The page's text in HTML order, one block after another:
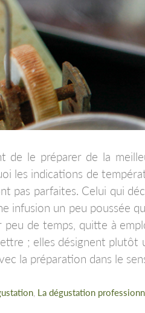
de le préparer de la
les indications de
pas parfaites. Celui qui
infusion un peu poussée
de temps, quitte à
; elles désignent plutôt
la préparation dans le
La dégustation